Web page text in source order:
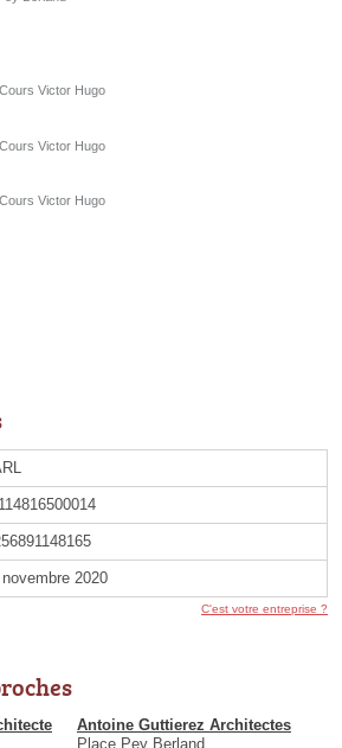
Victor Hugo
Victor Hugo
Victor Hugo
novembre 2020
C'est votre entreprise ?
Antoine Guttierez Architectes
Place Pey Berland